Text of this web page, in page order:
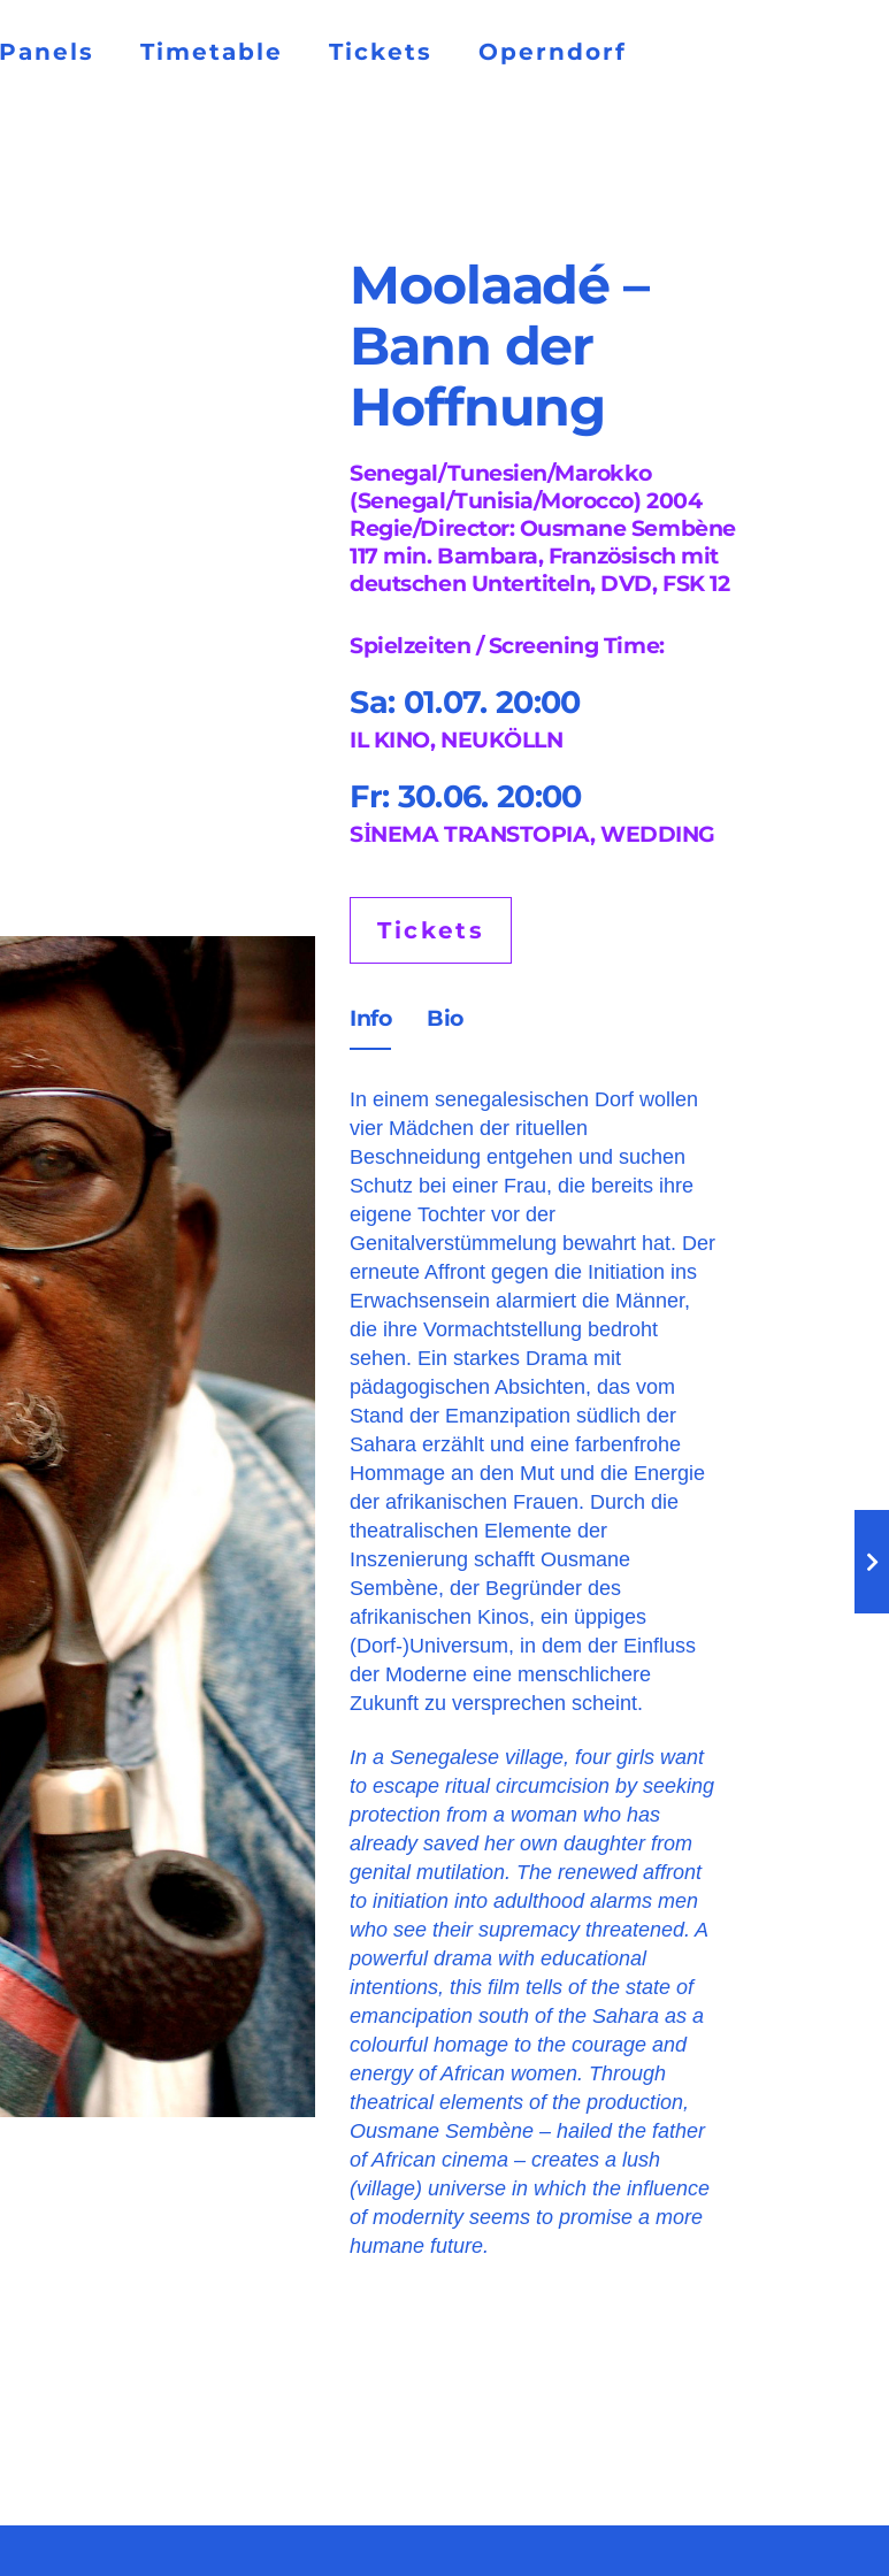
Timetable Tickets Operndorf
Moolaadé –
Bann der
Hoffnung
Senegal/Tunesien/Marokko
(Senegal/Tunisia/Morocco) 2004
Regie/Director: Ousmane Sembène
117 min. Bambara, Französisch mit
deutschen Untertiteln, DVD, FSK 12
Spielzeiten / Screening Time:
Sa: 01.07. 20:00
IL KINO, NEUKÖLLN
Fr: 30.06. 20:00
SİNEMA TRANSTOPIA, WEDDING
Tickets
Info Bio
In einem senegalesischen Dorf wollen
vier Mädchen der rituellen
Beschneidung entgehen und suchen
Schutz bei einer Frau, die bereits ihre
eigene Tochter vor der
Genitalverstümmelung bewahrt hat. Der
erneute Affront gegen die Initiation ins
Erwachsensein alarmiert die Männer,
die ihre Vormachtstellung bedroht
sehen. Ein starkes Drama mit
pädagogischen Absichten, das vom
Stand der Emanzipation südlich der
Sahara erzählt und eine farbenfrohe
Hommage an den Mut und die Energie
der afrikanischen Frauen. Durch die
theatralischen Elemente der
Inszenierung schafft Ousmane
Sembène, der Begründer des
afrikanischen Kinos, ein üppiges
(Dorf-)Universum, in dem der Einfluss
der Moderne eine menschlichere
Zukunft zu versprechen scheint.
In a Senegalese village, four girls want
to escape ritual circumcision by seeking
protection from a woman who has
already saved her own daughter from
genital mutilation. The renewed affront
to initiation into adulthood alarms men
who see their supremacy threatened. A
powerful drama with educational
intentions, this film tells of the state of
emancipation south of the Sahara as a
colourful homage to the courage and
energy of African women. Through
theatrical elements of the production,
Ousmane Sembène – hailed the father
of African cinema – creates a lush
(village) universe in which the influence
of modernity seems to promise a more
humane future.